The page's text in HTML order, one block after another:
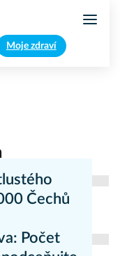
Moje zdraví
Čechů
Počet